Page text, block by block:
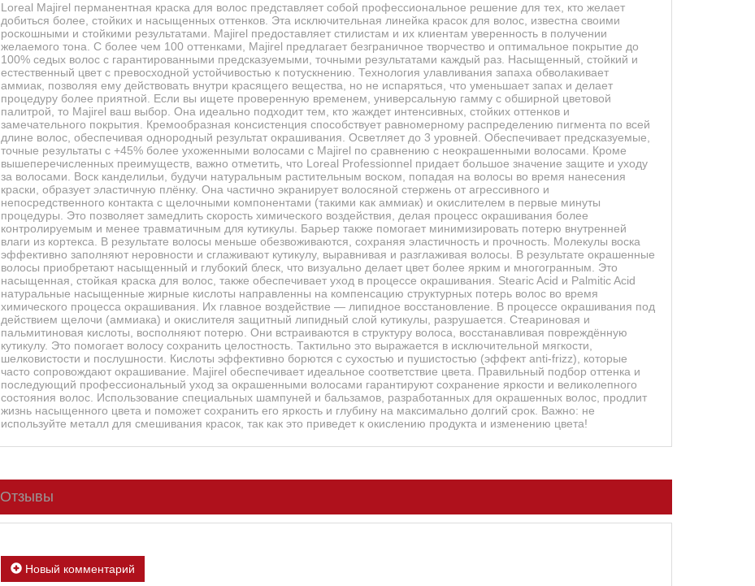
Loreal Majirel перманентная краска для волос представляет собой профессиональное решение для тех, кто желает
добиться более, стойких и насыщенных оттенков. Эта исключительная линейка красок для волос, известна своими
роскошными и стойкими результатами. Majirel предоставляет стилистам и их клиентам уверенность в получении
желаемого тона. С более чем 100 оттенками, Majirel предлагает безграничное творчество и оптимальное покрытие до
100% седых волос с гарантированными предсказуемыми, точными результатами каждый раз. Насыщенный, стойкий и
естественный цвет с превосходной устойчивостью к потускнению. Технология улавливания запаха обволакивает
аммиак, позволяя ему действовать внутри красящего вещества, но не испаряться, что уменьшает запах и делает
процедуру более приятной. Если вы ищете проверенную временем, универсальную гамму с обширной цветовой
палитрой, то Majirel ваш выбор. Она идеально подходит тем, кто жаждет интенсивных, стойких оттенков и
замечательного покрытия. Кремообразная консистенция способствует равномерному распределению пигмента по всей
длине волос, обеспечивая однородный результат окрашивания. Осветляет до 3 уровней. Обеспечивает предсказуемые,
точные результаты с +45% более ухоженными волосами с Majirel по сравнению с неокрашенными волосами. Кроме
вышеперечисленных преимуществ, важно отметить, что Loreal Professionnel придает большое значение защите и уходу
за волосами. Воск канделильи, будучи натуральным растительным воском, попадая на волосы во время нанесения
краски, образует эластичную плёнку. Она частично экранирует волосяной стержень от агрессивного и
непосредственного контакта с щелочными компонентами (такими как аммиак) и окислителем в первые минуты
процедуры. Это позволяет замедлить скорость химического воздействия, делая процесс окрашивания более
контролируемым и менее травматичным для кутикулы. Барьер также помогает минимизировать потерю внутренней
влаги из кортекса. В результате волосы меньше обезвоживаются, сохраняя эластичность и прочность. Молекулы воска
эффективно заполняют неровности и сглаживают кутикулу, выравнивая и разглаживая волосы. В результате окрашенные
волосы приобретают насыщенный и глубокий блеск, что визуально делает цвет более ярким и многогранным. Это
насыщенная, стойкая краска для волос, также обеспечивает уход в процессе окрашивания. Stearic Acid и Palmitic Acid
натуральные насыщенные жирные кислоты направленны на компенсацию структурных потерь волос во время
химического процесса окрашивания. Их главное воздействие — липидное восстановление. В процессе окрашивания под
действием щелочи (аммиака) и окислителя защитный липидный слой кутикулы, разрушается. Стеариновая и
пальмитиновая кислоты, восполняют потерю. Они встраиваются в структуру волоса, восстанавливая повреждённую
кутикулу. Это помогает волосу сохранить целостность. Тактильно это выражается в исключительной мягкости,
шелковистости и послушности. Кислоты эффективно борются с сухостью и пушистостью (эффект anti-frizz), которые
часто сопровождают окрашивание. Majirel обеспечивает идеальное соответствие цвета. Правильный подбор оттенка и
последующий профессиональный уход за окрашенными волосами гарантируют сохранение яркости и великолепного
состояния волос. Использование специальных шампуней и бальзамов, разработанных для окрашенных волос, продлит
жизнь насыщенного цвета и поможет сохранить его яркость и глубину на максимально долгий срок. Важно: не
используйте металл для смешивания красок, так как это приведет к окислению продукта и изменению цвета!
Отзывы
Новый комментарий